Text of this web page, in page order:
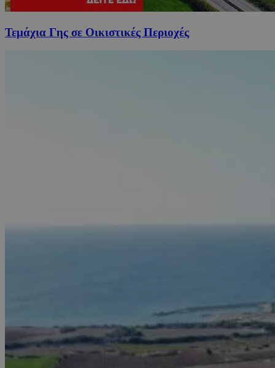
Τεμάχια Γης σε Οικιστικές Περιοχές